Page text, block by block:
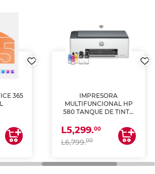
365
IMPRESORA
MULTIFUNCIONAL HP
580 TANQUE DE TINTA
ESCANEA)
L5,299.00
L6,799.00